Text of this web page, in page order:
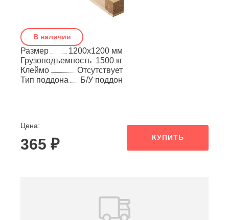
В наличии
Размер
1200х1200 мм
Грузоподъемность 1500 кг
Клеймо
Отсутствует
Тип поддона
Б/У поддон
Цена:
365 ₽ КУПИТЬ